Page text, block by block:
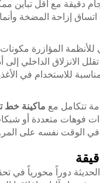
دقيقة مع أقل تباين
إزاحة المضخة
للأنظمة المؤازرة
الانزلاق الداخلي
للاستخدام في
تتكامل مع ماكينة خط
فوهات متعددة أو
الوقت نفسه على
دوراً محورياً في